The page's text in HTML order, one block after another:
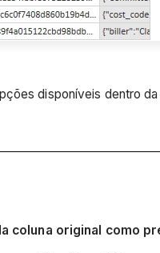
disponíveis dentro
coluna original como